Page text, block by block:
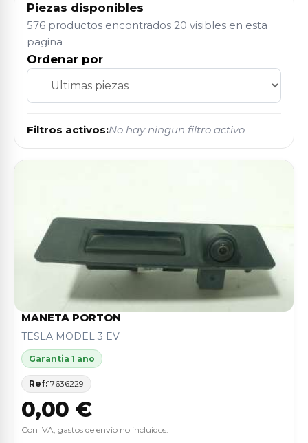
Piezas disponibles
576 productos encontrados 20 visibles en esta
pagina
Ordenar por
Filtros activos:No hay ningun filtro activo
MANETA PORTON
TESLA MODEL 3 EV
Garantia 1 ano
Ref:17636229
0,00 €
Con IVA, gastos de envio no incluidos.